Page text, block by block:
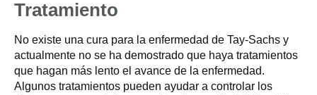
Tratamiento
No existe una cura para la enfermedad de Tay-Sachs y
actualmente no se ha demostrado que haya tratamientos
que hagan más lento el avance de la enfermedad.
Algunos tratamientos pueden ayudar a controlar los